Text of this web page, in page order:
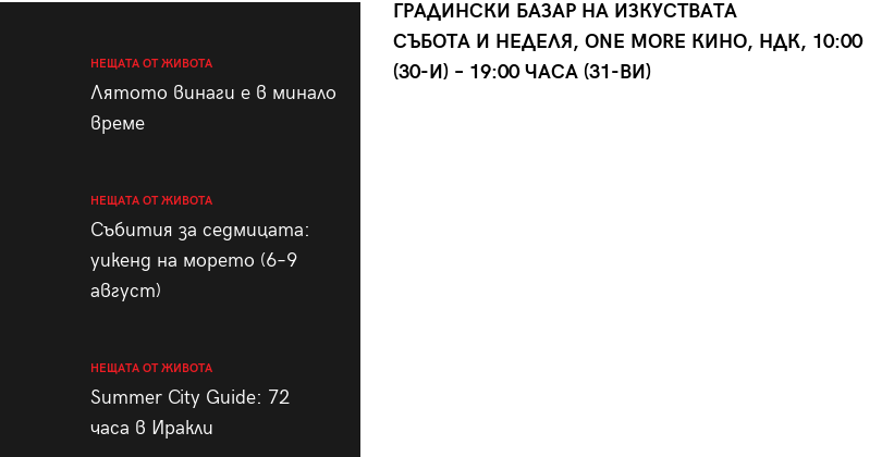
НЕЩАТА ОТ ЖИВОТА
Лятото винаги е в минало
време
НЕЩАТА ОТ ЖИВОТА
Събития за седмицата:
уикенд на морето (6–9
август)
НЕЩАТА ОТ ЖИВОТА
Summer City Guide: 72
часа в Иракли
ГРАДИНСКИ БАЗАР НА ИЗКУСТВАТА
СЪБОТА И НЕДЕЛЯ, ONE MORE КИНО, НДК, 10:00
(30-И) – 19:00 ЧАСА (31-ВИ)